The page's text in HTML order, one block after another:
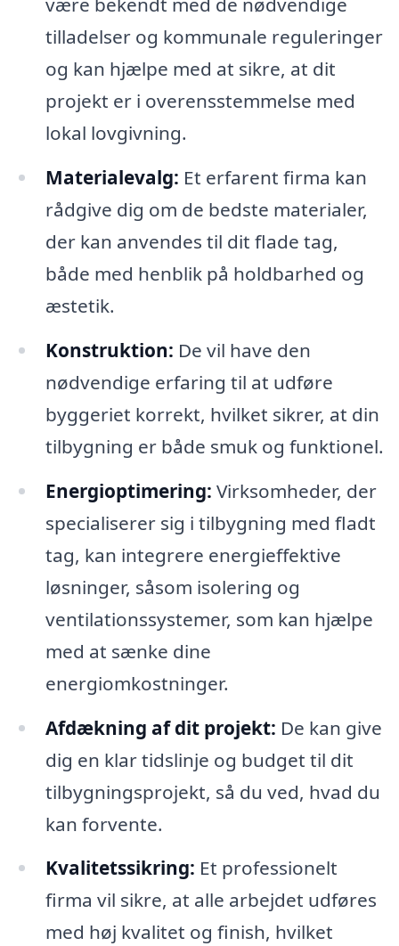
tilladelser og kommunale reguleringer
og kan hjælpe med at sikre, at dit
projekt er i overensstemmelse med
lokal lovgivning.
Materialevalg: Et erfarent firma kan
rådgive dig om de bedste materialer,
der kan anvendes til dit flade tag,
både med henblik på holdbarhed og
æstetik.
Konstruktion: De vil have den
nødvendige erfaring til at udføre
byggeriet korrekt, hvilket sikrer, at din
tilbygning er både smuk og funktionel.
Energioptimering: Virksomheder, der
specialiserer sig i tilbygning med fladt
tag, kan integrere energieffektive
løsninger, såsom isolering og
ventilationssystemer, som kan hjælpe
med at sænke dine
energiomkostninger.
Afdækning af dit projekt: De kan give
dig en klar tidslinje og budget til dit
tilbygningsprojekt, så du ved, hvad du
kan forvente.
Kvalitetssikring: Et professionelt
firma vil sikre, at alle arbejdet udføres
med høj kvalitet og finish, hvilket